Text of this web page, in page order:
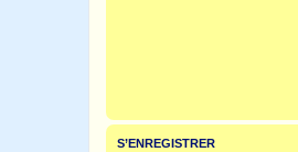
S’ENREGISTRER